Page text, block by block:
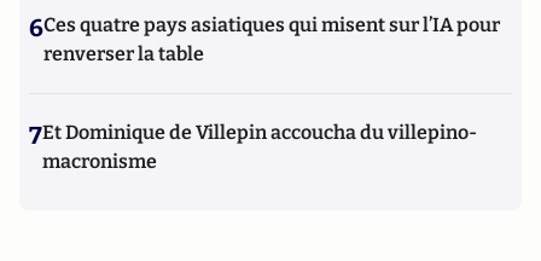
6Ces quatre pays asiatiques qui misent sur l’IA pour
renverser la table
7Et Dominique de Villepin accoucha du villepino-
macronisme